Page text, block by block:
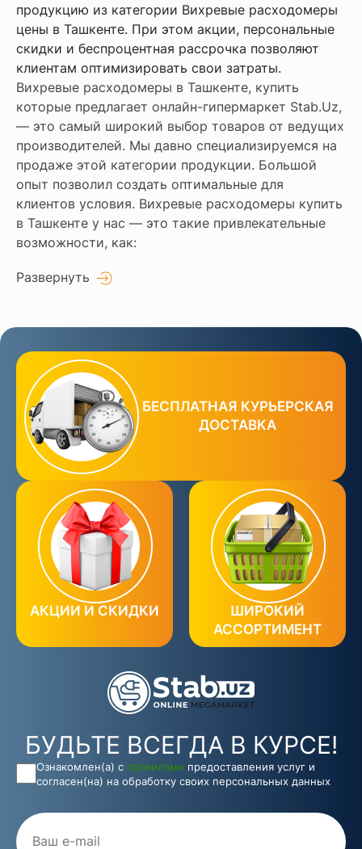
продукцию из категории Вихревые расходомеры
цены в Ташкенте. При этом акции, персональные
скидки и беспроцентная рассрочка позволяют
клиентам оптимизировать свои затраты.
Вихревые расходомеры в Ташкенте, купить
которые предлагает онлайн-гипермаркет Stab.Uz,
— это самый широкий выбор товаров от ведущих
производителей. Мы давно специализируемся на
продаже этой категории продукции. Большой
опыт позволил создать оптимальные для
клиентов условия. Вихревые расходомеры купить
в Ташкенте у нас — это такие привлекательные
возможности, как:
Развернуть
БЕСПЛАТНАЯ КУРЬЕРСКАЯ
ДОСТАВКА
АКЦИИ И СКИДКИ
ШИРОКИЙ
АССОРТИМЕНТ
БУДЬТЕ ВСЕГДА В КУРСЕ!
Ознакомлен(а) с правилами предоставления услуг и
согласен(на) на обработку своих персональных данных